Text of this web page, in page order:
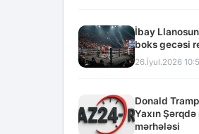
İbay
boks gecəsi
26.İyul.2026
Donald
Yaxın
mərhələsi